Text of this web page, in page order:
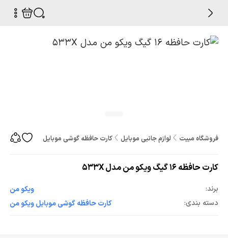
فروشگاه مبیت لوازم جانبی موبایل کارت حافظه گوشی موبایل کارت حافظه 16 گیگ ویکو من مدل 533X
کارت حافظه 16 گیگ ویکو من مدل 533X
برند:
ویکو من
دسته بندی:
کارت حافظه گوشی موبایل ویکو من